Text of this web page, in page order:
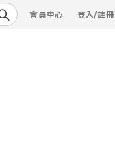
會員中心 登入/註冊